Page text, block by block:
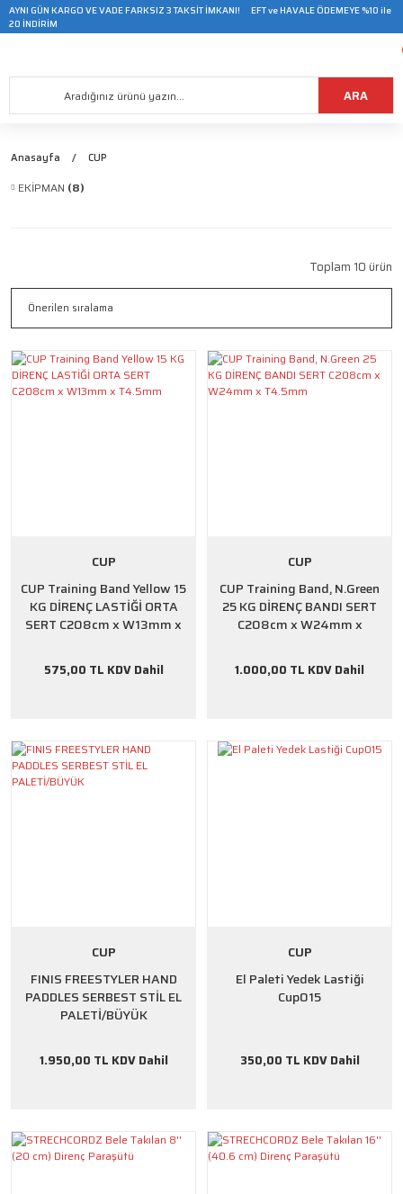
AYNI GÜN KARGO VE VADE FARKSIZ 3 TAKSİT İMKANI! EFT ve HAVALE ÖDEMEYE %10 ile
20 İNDİRİM
ARA
Anasayfa CUP
EKİPMAN (8)
Toplam 10 ürün
CUP
CUP Training Band Yellow 15
KG DİRENÇ LASTİĞİ ORTA
SERT C208cm x W13mm x
575,00 TL KDV Dahil
CUP
CUP Training Band, N.Green
25 KG DİRENÇ BANDI SERT
C208cm x W24mm x
1.000,00 TL KDV Dahil
CUP
FINIS FREESTYLER HAND
PADDLES SERBEST STİL EL
PALETİ/BÜYÜK
1.950,00 TL KDV Dahil
CUP
El Paleti Yedek Lastiği
Cup015
350,00 TL KDV Dahil